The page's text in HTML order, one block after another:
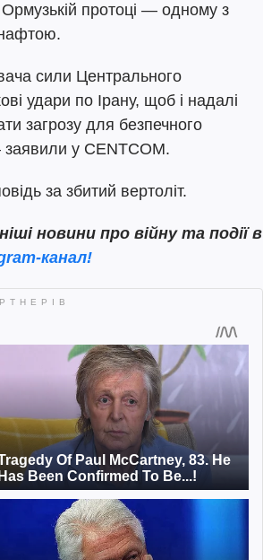
протоці — одному з
нафтою.
сили Центрального
удари по Ірану, щоб і надалі
загрозу для безпечного
заявили у CENTCOM.
за збитий вертоліт.
новини про війну та події в
канал!